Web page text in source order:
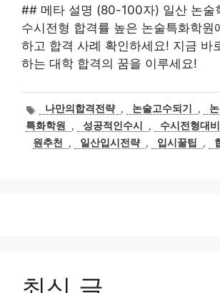
## 메타 설명 (80-100자) 일산 논술
수시전형 합격률 높은 논술특화학원
하고 합격 사례 확인하세요! 지금 바
하는 대학 합격의 꿈을 이루세요!
태
그
나만의합격전략 , 논술고수되기 ,
특화학원
, 성공적인수시 , 수시전형대비
원추천
, 일산입시전략 , 입시꿀팁 ,